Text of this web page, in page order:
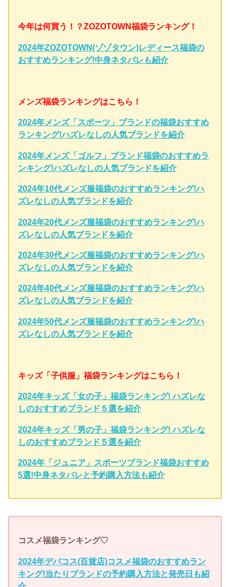
今年は何買う！？ZOZOTOWN福袋ランキング！
2024年ZOZOTOWN(ゾゾタウン)レディース福袋の
おすすめランキング!中身ネタバレも紹介
メンズ福袋ランキングはこちら！
2024年メンズ「スポーツ」ブランドの福袋おすすめ
ランキング!ハズレなしの人気ブランドを紹介
2024年メンズ「ゴルフ」ブランド福袋のおすすめラ
ンキング!ハズレなしの人気ブランドを紹介
2024年10代メンズ服福袋のおすすめランキング!ハ
ズレなしの人気ブランドを紹介
2024年20代メンズ服福袋のおすすめランキング!ハ
ズレなしの人気ブランドを紹介
2024年30代メンズ服福袋のおすすめランキング!ハ
ズレなしの人気ブランドを紹介
2024年40代メンズ服福袋のおすすめランキング!ハ
ズレなしの人気ブランドを紹介
2024年50代メンズ服福袋のおすすめランキング!ハ
ズレなしの人気ブランドを紹介
キッズ「子供服」福袋ランキングはこちら！
2024年キッズ「女の子」福袋ランキング! ハズレな
しのおすすめブランド５選を紹介
2024年キッズ「男の子」福袋ランキング! ハズレな
しのおすすめブランド５選を紹介
2024年「ジュニア」スポーツブランド福袋おすすめ
5選!中身ネタバレと予約購入方法も紹介
コスメ福袋ランキング♡
2024年デパコス(百貨店)コスメ福袋のおすすめラン
キング!当たりブランドの予約購入方法と発売日も紹